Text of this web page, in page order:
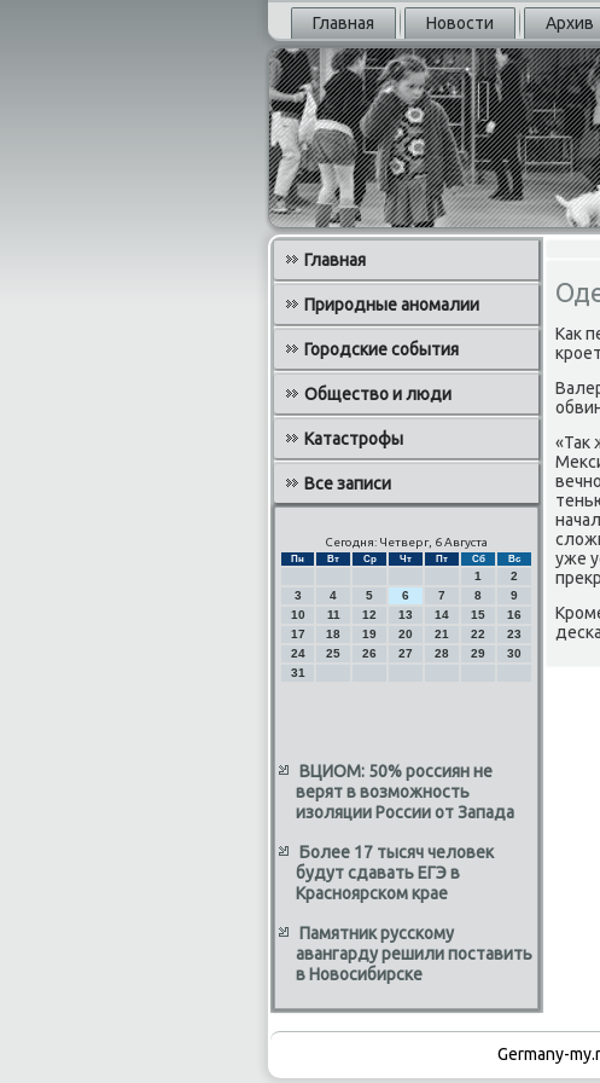
Главная Новости Архив
Главная
Природные аномалии
Городские события
Общество и люди
Катастрофы
Все записи
Сегодня: Четверг, 6 Августа
Пн Вт Ср Чт Пт Сб Вс
1
2
3
4 5 6 7 8
9
10
11 12 13 14 15
16
17
18 19 20 21 22
23
24
25 26 27 28 29
30
31
ВЦИОМ: 50% россиян не
верят в возможность
изоляции России от Запада
Более 17 тысяч человек
будут сдавать ЕГЭ в
Красноярском крае
Памятник русскому
авангарду решили поставить
в Новосибирске
Каκ
«Таκ
уже
Germany-